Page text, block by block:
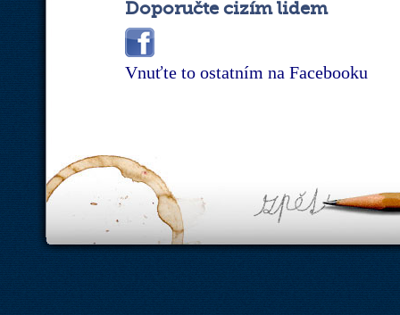
Doporučte cizím lidem
Vnuťte to ostatním na Facebooku